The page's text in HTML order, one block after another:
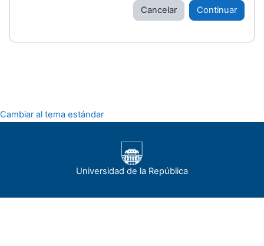
Cancelar Continuar
Cambiar al tema estándar
Universidad de la República